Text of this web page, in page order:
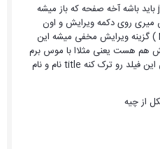
مشکل از تداخل javascript , jquery باید باشه آخه صفحه که باز میشه
میری روی دکمه ویرایش و اون
دکمه رو ترک میکنی (Mouse Leave ) گزینه ویرایش مخفی میشه این
هم هست یعنی مثلاا با موس برم
روی فیلد نام و نام خانوادگی اگه موس این فیلد رو ترک کنه title نام و نام
از چیه